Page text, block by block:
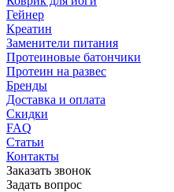
Гейнер
Креатин
Заменители питания
Протеиновые батончики
Протеин на развес
Бренды
Доставка и оплата
Скидки
FAQ
Статьи
Контакты
Заказать звонок
Задать вопрос